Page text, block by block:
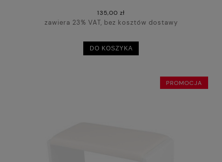
135,00 zł
zawiera 23% VAT, bez kosztów dostawy
DO KOSZYKA
PROMOCJA